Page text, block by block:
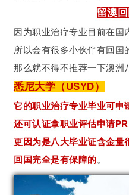
留澳
因为职业治疗专业目前在国
所以会有很多小伙伴有回国
那么就不得不推荐一下澳洲
悉尼大学（USYD）
它的职业治疗专业毕业可申
还可认证拿职业评估申请PR
更因为是八大毕业证含金量
回国完全是有保障的。